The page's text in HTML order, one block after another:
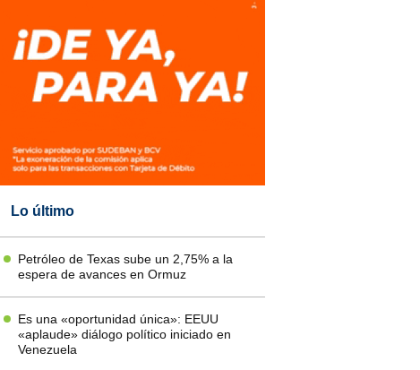
Lo último
Petróleo de Texas sube un 2,75% a la
espera de avances en Ormuz
Es una «oportunidad única»: EEUU
«aplaude» diálogo político iniciado en
Venezuela